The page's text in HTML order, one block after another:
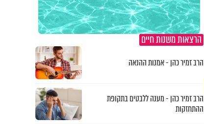
הרצאות משנות חיים
הרב זמיר כהן - אמנות ההנאה
הרב זמיר כהן - מענה ללבטים בתקופת
ההתחזקות